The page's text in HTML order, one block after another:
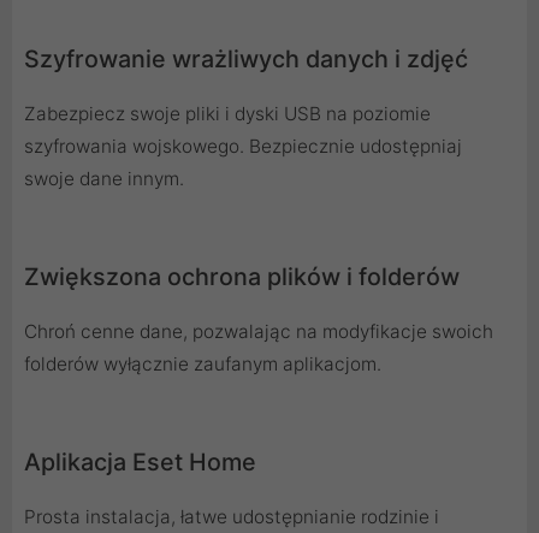
Szyfrowanie wrażliwych danych i zdjęć
Zabezpiecz swoje pliki i dyski USB na poziomie
szyfrowania wojskowego. Bezpiecznie udostępniaj
swoje dane innym.
Zwiększona ochrona plików i folderów
Chroń cenne dane, pozwalając na modyfikacje swoich
folderów wyłącznie zaufanym aplikacjom.
Aplikacja Eset Home
Prosta instalacja, łatwe udostępnianie rodzinie i